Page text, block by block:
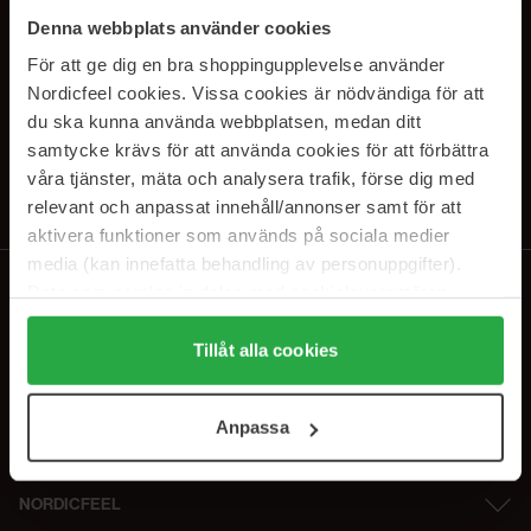
Denna webbplats använder cookies
För att ge dig en bra shoppingupplevelse använder
Nordicfeel cookies. Vissa cookies är nödvändiga för att
du ska kunna använda webbplatsen, medan ditt
samtycke krävs för att använda cookies för att förbättra
våra tjänster, mäta och analysera trafik, förse dig med
relevant och anpassat innehåll/annonser samt för att
aktivera funktioner som används på sociala medier
media (kan innefatta behandling av personuppgifter).
Genom att trycka på "Tillåt alla cookies" accepterar du
alla cookies, medan du under "Detaljer" kan anpassa
användningen av cookies. Du kan när som helst återkalla
samt vår Integritetspolicy.
Tillåt alla cookies
Anpassa
PRENUMERERA PÅ VÅRA
NYHETSBREV
Genom att prenumerera accepterar du vårIntegritetspolicy.
Avprenumerera när som helst.
NORDICFEEL